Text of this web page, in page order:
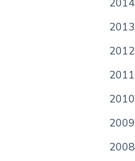
2014
2013
2012
2011
2010
2009
2008